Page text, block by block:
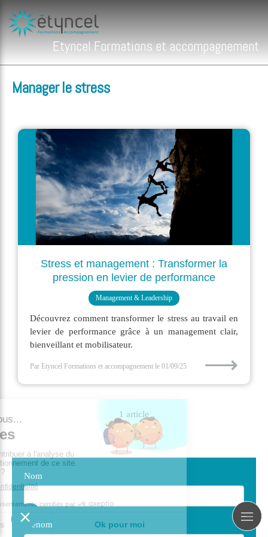
Etyncel Formations et accompagnement
Manager le stress
Stress et management : Transformer la
pression en levier de performance
Management & Leadership
Découvrez comment transformer le stress au travail en
levier de performance grâce à un management clair,
bienveillant et mobilisateur.
Par Etyncel Formations et accompagnement le 01/09/25 ⟶
1 article
Nom
Prénom